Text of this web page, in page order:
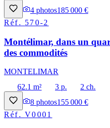
4 photos185 000 €
Réf. 570-2
Montélimar, dans un
des commodités
MONTELIMAR
62.1 m²
3 p.
2 ch.
8 photos155 000 €
Réf.V0001